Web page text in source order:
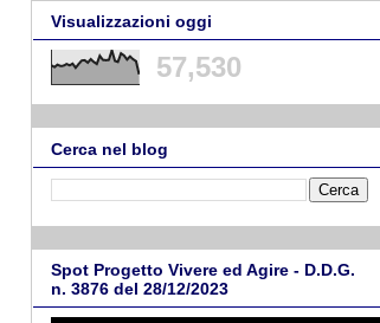
Visualizzazioni oggi
57,530
Cerca nel blog
Spot Progetto Vivere ed Agire - D.D.G.
n. 3876 del 28/12/2023